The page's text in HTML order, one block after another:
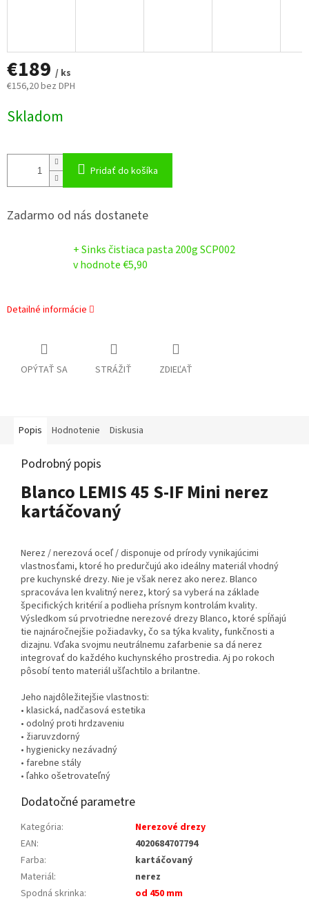
€189 / ks
€156,20 bez DPH
cena:
Skladom
Pridať do košíka
Zadarmo od nás dostanete
+ Sinks čistiaca pasta 200g SCP002
v hodnote €5,90
Detailné informácie
OPÝTAŤ SA STRÁŽIŤ ZDIEĽAŤ
Popis Hodnotenie Diskusia
Podrobný popis
Blanco LEMIS 45 S-IF Mini nerez
kartáčovaný
Nerez / nerezová oceľ / disponuje od prírody vynikajúcimi
vlastnosťami, ktoré ho predurčujú ako ideálny materiál vhodný
pre kuchynské drezy. Nie je však nerez ako nerez. Blanco
spracováva len kvalitný nerez, ktorý sa vyberá na základe
špecifických kritérií a podlieha prísnym kontrolám kvality.
Výsledkom sú prvotriedne nerezové drezy Blanco, ktoré spĺňajú
tie najnáročnejšie požiadavky, čo sa týka kvality, funkčnosti a
dizajnu. Vďaka svojmu neutrálnemu zafarbenie sa dá nerez
integrovať do každého kuchynského prostredia. Aj po rokoch
pôsobí tento materiál ušľachtilo a brilantne.
Jeho najdôležitejšie vlastnosti:
• klasická, nadčasová estetika
• odolný proti hrdzaveniu
• žiaruvzdorný
• hygienicky nezávadný
• farebne stály
• ľahko ošetrovateľný
Dodatočné parametre
Kategória:
Nerezové drezy
EAN:
4020684707794
Farba:
kartáčovaný
Materiál:
nerez
Spodná skrinka:
od 450 mm